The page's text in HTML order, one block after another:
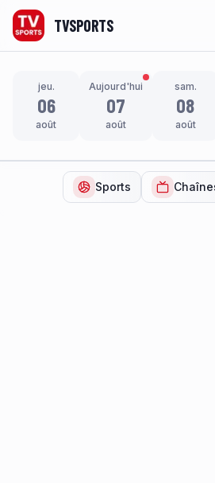
TVSPORTS
jeu.
06
août
Aujourd'hui
07
août
sam.
08
août
Sports